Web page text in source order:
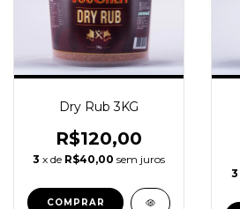
Dry Rub 3KG
R$120,00
3 x de R$40,00 sem juros
COMPRAR
3